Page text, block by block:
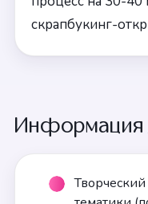
скрапбукинг-
Информация